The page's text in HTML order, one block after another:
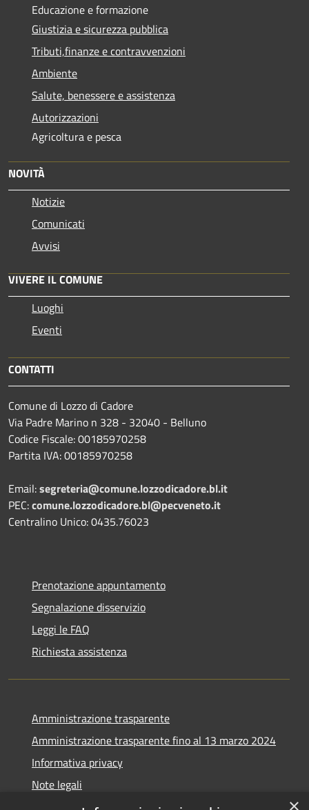
Educazione e formazione
Giustizia e sicurezza pubblica
Tributi,finanze e contravvenzioni
Ambiente
Salute, benessere e assistenza
Autorizzazioni
Agricoltura e pesca
NOVITÀ
Notizie
Comunicati
Avvisi
VIVERE IL COMUNE
Luoghi
Eventi
CONTATTI
Comune di Lozzo di Cadore
Via Padre Marino n 328 - 32040 - Belluno
Codice Fiscale: 00185970258
Partita IVA: 00185970258
Email:segreteria@comune.lozzodicadore.bl.it
PEC:comune.lozzodicadore.bl@pecveneto.it
Centralino Unico: 0435.76023
Prenotazione appuntamento
Segnalazione disservizio
Leggi le FAQ
Richiesta assistenza
Amministrazione trasparente
Amministrazione trasparente fino al 13 marzo 2024
Informativa privacy
Note legali
Dichiarazione di accessibilità